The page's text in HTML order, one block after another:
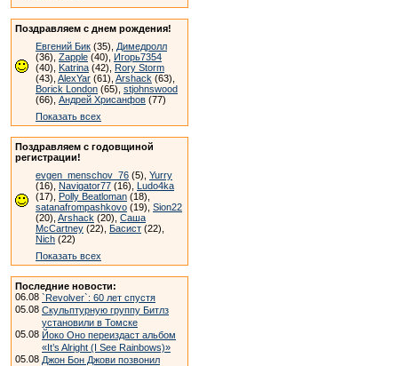
Поздравляем с днем рождения!
Евгений Бик (35), Димедролл
(36), Zapple (40), Игорь7354
(40), Katrina (42), Rory Storm
(43), AlexYar (61), Arshack (63),
Borick London (65), stjohnswood
(66), Андрей Хрисанфов (77)
Показать всех
Поздравляем с годовщиной
регистрации!
evgen_menschov_76 (5), Yurry
(16), Navigator77 (16), Ludo4ka
(17), Polly Beatloman (18),
satanafrompashkovo (19), Sion22
(20), Arshack (20), Саша
McCartney (22), Басист (22),
Nich (22)
Показать всех
Последние новости:
06.08 `Revolver`: 60 лет спустя
05.08 Скульптурную группу Битлз
установили в Томске
05.08 Йоко Оно переиздаст альбом
«It’s Alright (I See Rainbows)»
05.08 Джон Бон Джови позвонил